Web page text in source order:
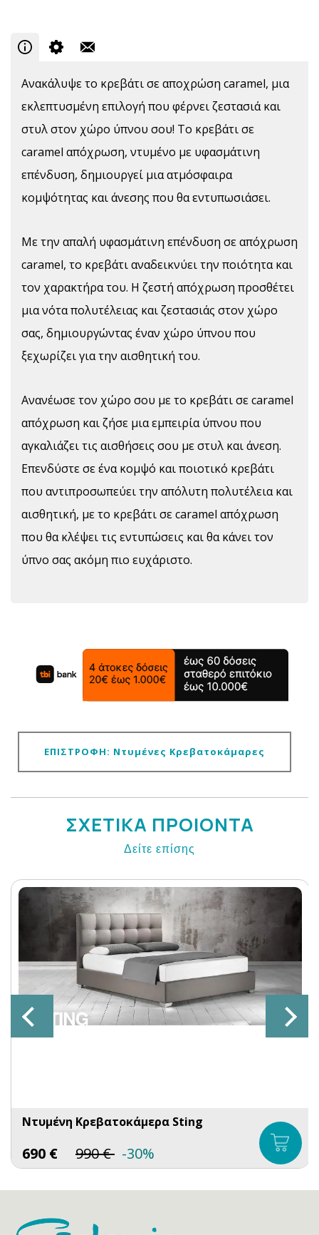
Ανακάλυψε το κρεβάτι σε αποχρώση caramel, μια
εκλεπτυσμένη επιλογή που φέρνει ζεστασιά και
στυλ στον χώρο ύπνου σου! Το κρεβάτι σε
caramel απόχρωση, ντυμένο με υφασμάτινη
επένδυση, δημιουργεί μια ατμόσφαιρα
κομψότητας και άνεσης που θα εντυπωσιάσει.
Με την απαλή υφασμάτινη επένδυση σε απόχρωση
caramel, το κρεβάτι αναδεικνύει την ποιότητα και
τον χαρακτήρα του. Η ζεστή απόχρωση προσθέτει
μια νότα πολυτέλειας και ζεστασιάς στον χώρο
σας, δημιουργώντας έναν χώρο ύπνου που
ξεχωρίζει για την αισθητική του.
Ανανέωσε τον χώρο σου με το κρεβάτι σε caramel
απόχρωση και ζήσε μια εμπειρία ύπνου που
αγκαλιάζει τις αισθήσεις σου με στυλ και άνεση.
Επενδύστε σε ένα κομψό και ποιοτικό κρεβάτι
που αντιπροσωπεύει την απόλυτη πολυτέλεια και
αισθητική, με το κρεβάτι σε caramel απόχρωση
που θα κλέψει τις εντυπώσεις και θα κάνει τον
ύπνο σας ακόμη πιο ευχάριστο.
ΕΠΙΣΤΡΟΦΗ: Ντυμένες Κρεβατοκάμαρες
ΣΧΕΤΙΚΑ ΠΡΟΙΟΝΤΑ
Δείτε επίσης
Ντυμένη Κρεβατοκάμερα Sting
690 € 990€ -30%